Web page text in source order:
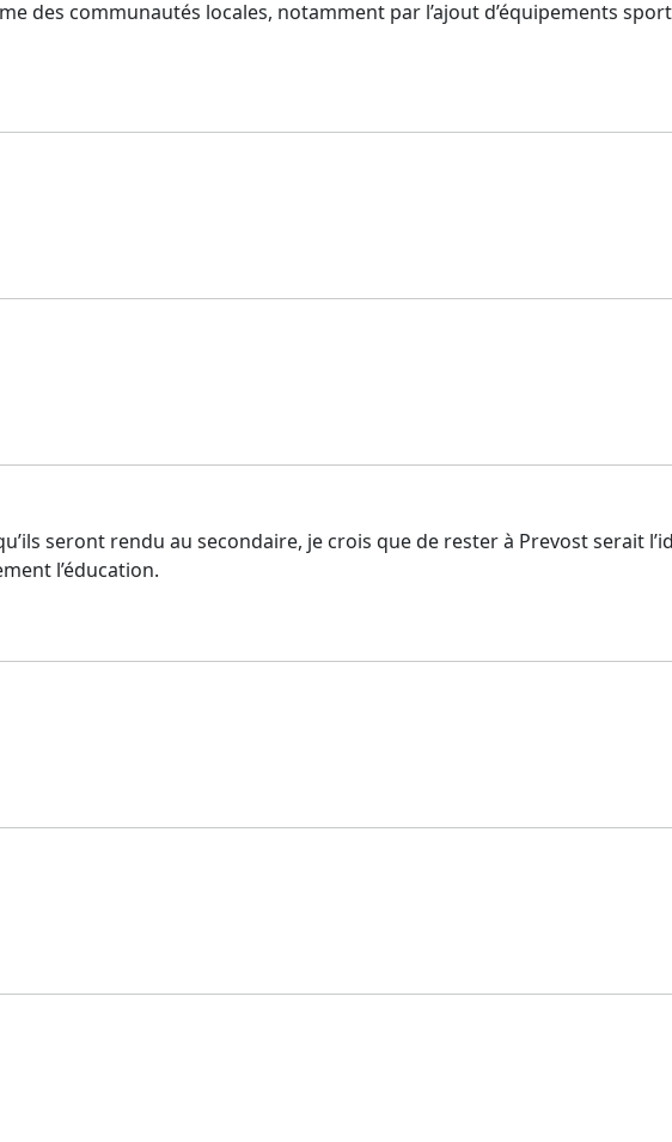
des communautés locales, notamment par l’ajout d’équipements
seront rendu au secondaire, je crois que de rester à Prevost serait
l’éducation.